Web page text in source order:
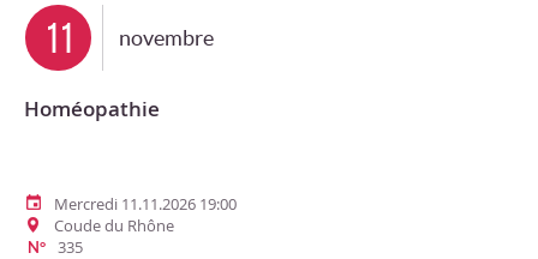
11 novembre
Homéopathie
Mercredi 11.11.2026 19:00
Coude du Rhône
N°
335